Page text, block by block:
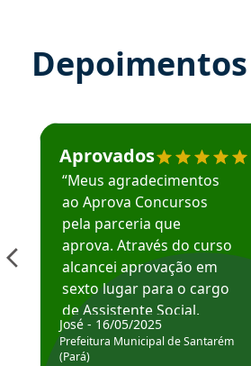
Depoimentos
Estudante José recomenda o
Aprovados
“Meus agradecimentos
ao Aprova Concursos
pela parceria que
aprova. Através do curso
alcancei aprovação em
sexto lugar para o cargo
de Assistente Social.
Hoje estou atuando na
Prefeitura de Santarém.
José - 16/05/2025
Prefeitura Municipal de Santarém
(Pará)